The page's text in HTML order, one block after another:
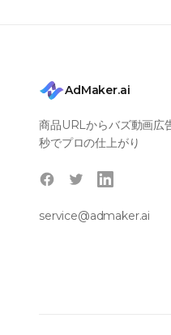
AdMaker.ai
商品URLからバズ動画
秒でプロの仕上がり
Facebook
TwitterLinkedIn
service@admaker.ai